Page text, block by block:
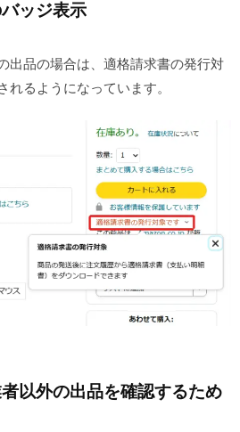
ッジ表示
出品の場合は、適格請求書の発行対
るようになっています。
以外の出品を確認するため